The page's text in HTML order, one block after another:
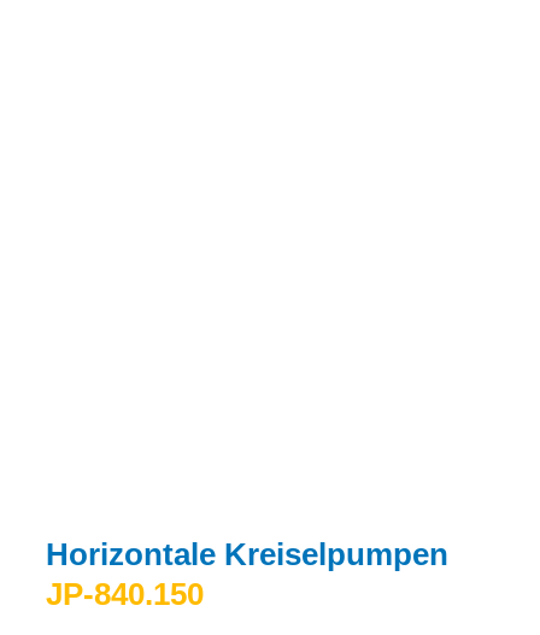
Horizontale Kreiselpumpen
JP-840.150